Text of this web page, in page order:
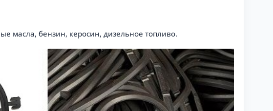
масла, бензин, керосин, дизельное топливо.